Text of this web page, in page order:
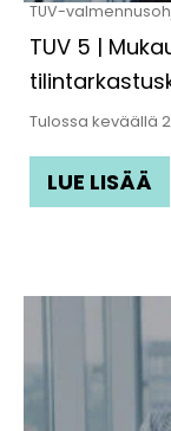
TUV-
TUV 5 |
Tulossa keväällä
LUE LISÄÄ